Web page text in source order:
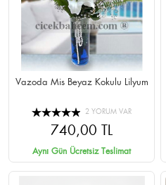
Vazoda Mis Beyaz Kokulu Lilyum
2 YORUM VAR
740,00 TL
Aynı Gün Ücretsiz Teslimat